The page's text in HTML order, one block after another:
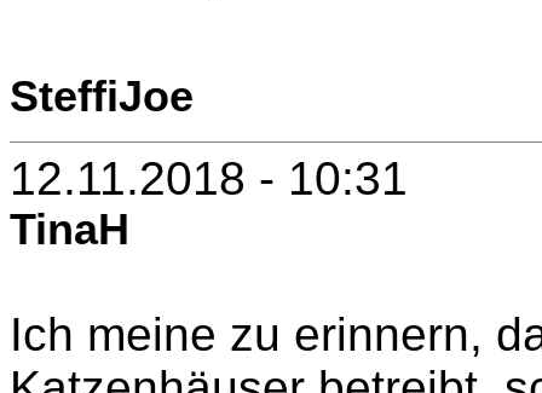
SteffiJoe
12.11.2018 - 10:31
TinaH
Ich meine zu erinnern,